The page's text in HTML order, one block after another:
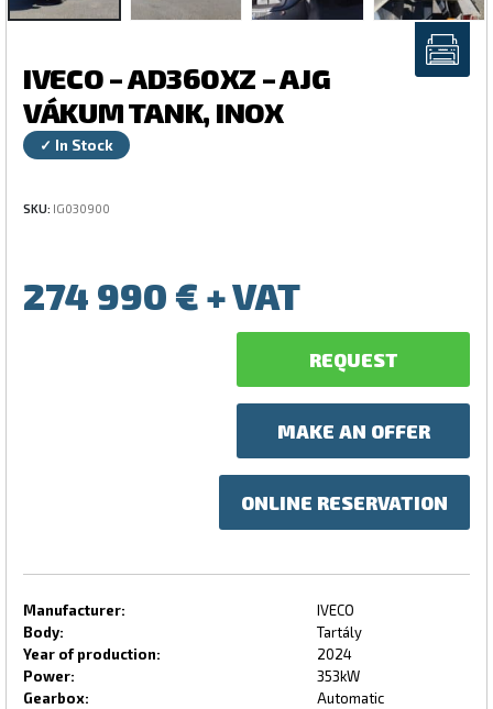
IVECO – AD360XZ – AJG
VÁKUM TANK, INOX
✓ In Stock
SKU: IG030900
274 990 €
REQUEST
MAKE AN OFFER
ONLINE RESERVATION
Manufacturer:
IVECO
Body:
Tartály
Year of production:
2024
Power:
353kW
Gearbox:
Automatic